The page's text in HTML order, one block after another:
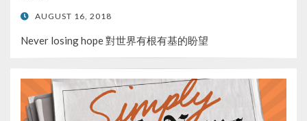
POSTED
AUGUST 16, 2018
Never losing hope 對世界有根有基的盼望